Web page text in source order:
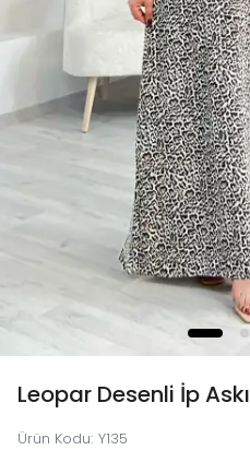
Leopar Desenli İp
Ürün Kodu: Y135